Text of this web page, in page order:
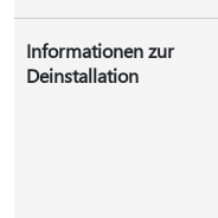
Informationen zur
Deinstallation